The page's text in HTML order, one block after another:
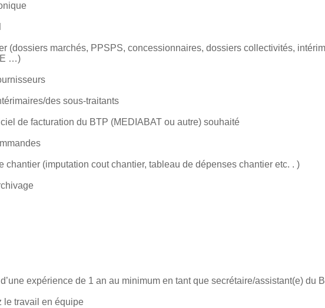
(dossiers marchés, PPSPS, concessionnaires, dossiers collectivités,
…)
des sous-traitants
de facturation du BTP (MEDIABAT ou autre) souhaité
chantier (imputation cout chantier, tableau de dépenses chantier etc. . )
expérience de 1 an au minimum en tant que secrétaire/assistant(e) du
le travail en équipe